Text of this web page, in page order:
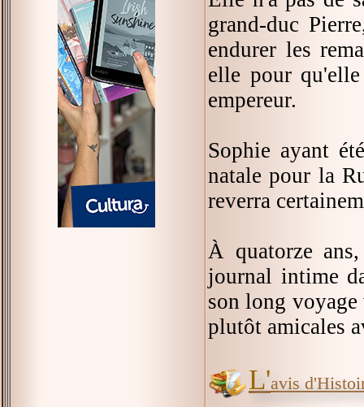
grand-duc
endurer les
elle pour
empereur.
Sophie ayant
natale pour la
reverra
À quatorze
journal intime
son long voyage
plutôt amicales
L'avis